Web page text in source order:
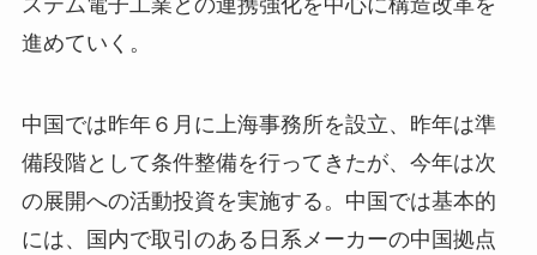
ステム電子工業との連携強化を中心に構造改革を
進めていく。
中国では昨年６月に上海事務所を設立、昨年は準
備段階として条件整備を行ってきたが、今年は次
の展開への活動投資を実施する。中国では基本的
には、国内で取引のある日系メーカーの中国拠点